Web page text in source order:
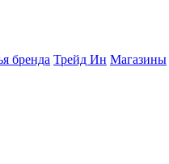
бренда Трейд Ин Магазины